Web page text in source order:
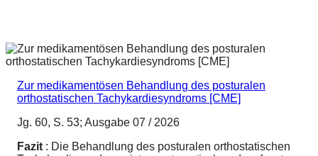
Zur medikamentösen Behandlung des posturalen
orthostatischen Tachykardiesyndroms [CME]
Jg. 60, S. 53; Ausgabe 07 / 2026
Fazit : Die Behandlung des posturalen orthostatischen